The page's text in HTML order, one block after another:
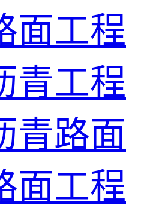
青路面
面工程